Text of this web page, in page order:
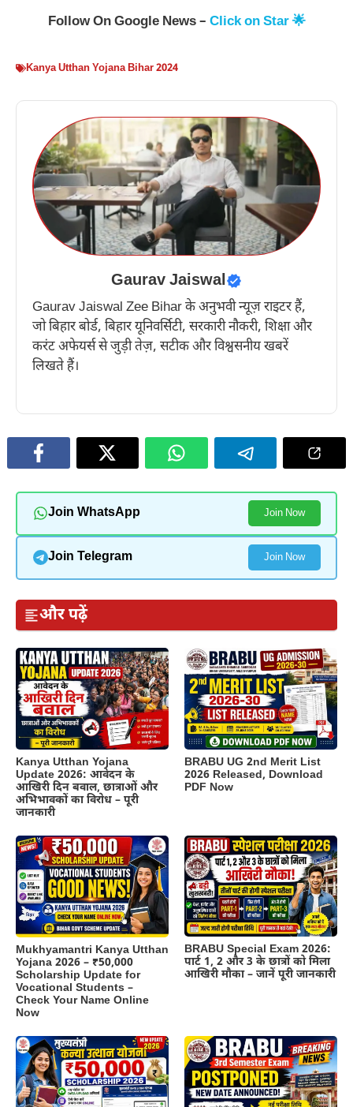
Follow On Google News – Click on Star 🌟
Kanya Utthan Yojana Bihar 2024
Gaurav Jaiswal
Gaurav Jaiswal Zee Bihar के अनुभवी न्यूज़ राइटर हैं,
जो बिहार बोर्ड, बिहार यूनिवर्सिटी, सरकारी नौकरी, शिक्षा और
करंट अफेयर्स से जुड़ी तेज़, सटीक और विश्वसनीय खबरें
लिखते हैं।
Join WhatsApp Join Now
Join Telegram Join Now
और पढ़ें
Kanya Utthan Yojana
Update 2026: आवेदन के
आखिरी दिन बवाल, छात्राओं और
अभिभावकों का विरोध – पूरी
जानकारी
BRABU UG 2nd Merit List
2026 Released, Download
PDF Now
Mukhyamantri Kanya Utthan
Yojana 2026 – ₹50,000
Scholarship Update for
Vocational Students –
Check Your Name Online
Now
BRABU Special Exam 2026:
पार्ट 1, 2 और 3 के छात्रों को मिला
आखिरी मौका – जानें पूरी जानकारी